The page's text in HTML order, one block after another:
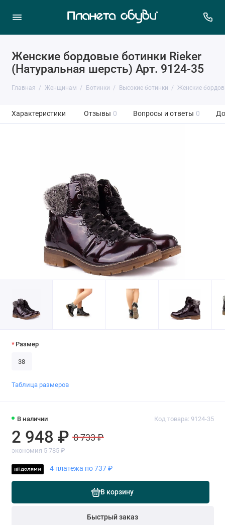
Женские бордовые ботинки Rieker
(Натуральная шерсть) Арт. 9124-35
Главная Женщинам Ботинки Высокие ботинки Женские
Характеристики Отзывы 0 Вопросы и ответы 0
В наличии Код товара: 9124-35
2 948 ₽ 8 733 ₽
экономия 5 785 ₽
4 платежа по 737 ₽
В корзину
Быстрый заказ
Размер
38
Таблица размеров